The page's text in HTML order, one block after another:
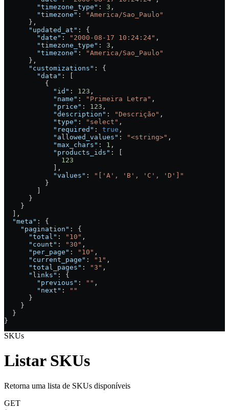
        "timezone_type"
: 3 ,
        "timezone"
:
"America/Sao_Paulo"
      },
      "updated_at"
: {
        "date"
: "2000-08-17 10:24:24" ,
        "timezone_type"
: 3 ,
        "timezone"
:
"America/Sao_Paulo"
      },
      "customizations"
: {
        "data"
: [
          {
            "id"
: 123 ,
            "name"
: "Primeira Letra" ,
            "price"
: 123 ,
            "description"
: "Descrição" ,
            "type"
: "select" ,
            "required"
: true ,
            "allowed_values"
: "<string>" ,
            "max_chars"
: 1 ,
            "products_ids"
: [
              123
            ],
            "values"
:
"['A', 'B', 'C', 'D']"
          }
      }
    }
  ],
  "meta"
: {
    "pagination"
: {
      "total"
: "10" ,
      "count"
: "30" ,
      "per_page"
: "10" ,
      "current_page"
: "1" ,
      "total_pages"
: "3" ,
      "links"
: {
        "previous"
: "" ,
        "next"
:
""
      }
    }
  }
}
SKUs
Listar SKUs
Retorna uma lista de SKUs disponíveis
GET